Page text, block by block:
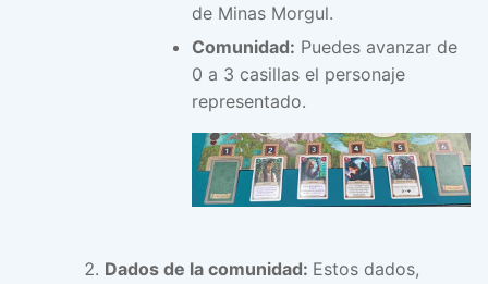
de Minas Morgul.
Comunidad: Puedes avanzar de
0 a 3 casillas el personaje
representado.
Dados de la comunidad: Estos dados,